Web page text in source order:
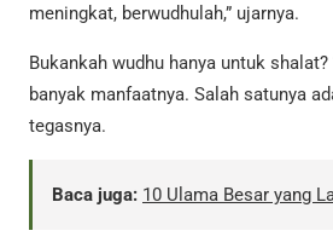
meningkat, berwudhulah,” ujarnya.
Bukankah wudhu hanya untuk shalat?
banyak manfaatnya. Salah satunya
tegasnya.
Baca juga: 10 Ulama Besar yang